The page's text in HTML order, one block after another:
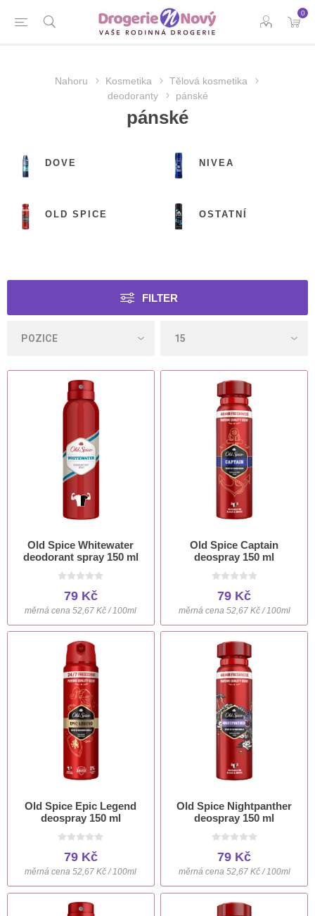
0
Nahoru Kosmetika
Tělová kosmetika
deodoranty
pánské
pánské
DOVE NIVEA
OLD SPICE OSTATNÍ
FILTER
Old Spice Whitewater
deodorant spray 150 ml
79 Kč
měrná cena 52,67 Kč / 100ml
Old Spice Captain
deospray 150 ml
79 Kč
měrná cena 52,67 Kč / 100ml
Old Spice Epic Legend
deospray 150 ml
79 Kč
měrná cena 52,67 Kč / 100ml
Old Spice Nightpanther
deospray 150 ml
79 Kč
měrná cena 52,67 Kč / 100ml